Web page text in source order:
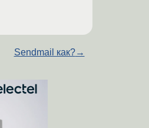
Sendmail как?→